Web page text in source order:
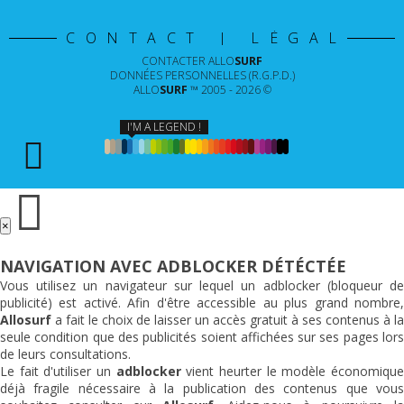
CONTACT | LÉGAL
CONTACTER ALLOSURF
DONNÉES PERSONNELLES (R.G.P.D.)
ALLOSURF ™ 2005 - 2026 ©
I'M A LEGEND !
×
NAVIGATION AVEC ADBLOCKER DÉTÉCTÉE
Vous utilisez un navigateur sur lequel un adblocker (bloqueur de
publicité) est activé. Afin d'être accessible au plus grand nombre,
Allosurf a fait le choix de laisser un accès gratuit à ses contenus à la
seule condition que des publicités soient affichées sur ses pages lors
de leurs consultations.
Le fait d'utiliser un adblockervient heurter le modèle économique
déjà fragile nécessaire à la publication des contenus que vous